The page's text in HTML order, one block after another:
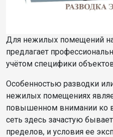
Для нежилых помещений
предлагает
учётом специфики
Особенностью разводки
нежилых помещениях
повышенном внимании ко
сеть здесь зачастую
пределов, и условия ее